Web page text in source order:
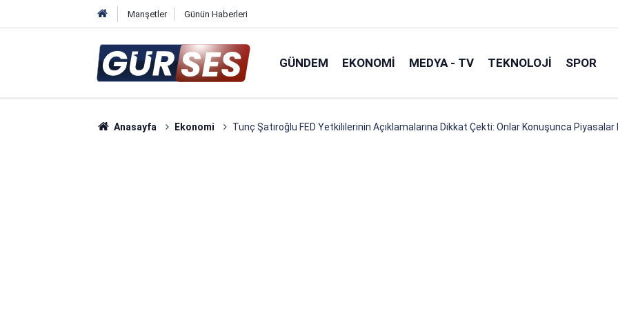
Manşetler Günün Haberleri
GÜNDEM EKONOMI MEDYA - TV TEKNOLOJI SPOR
Anasayfa Ekonomi Tunç Şatıroğlu FED Yetkililerinin Açıklamalarına Dikkat Çekti: Onlar Konuşunca